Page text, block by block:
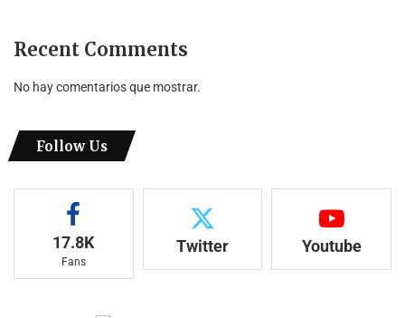
Recent Comments
No hay comentarios que mostrar.
Follow Us
17.8K
Fans
Twitter Youtube